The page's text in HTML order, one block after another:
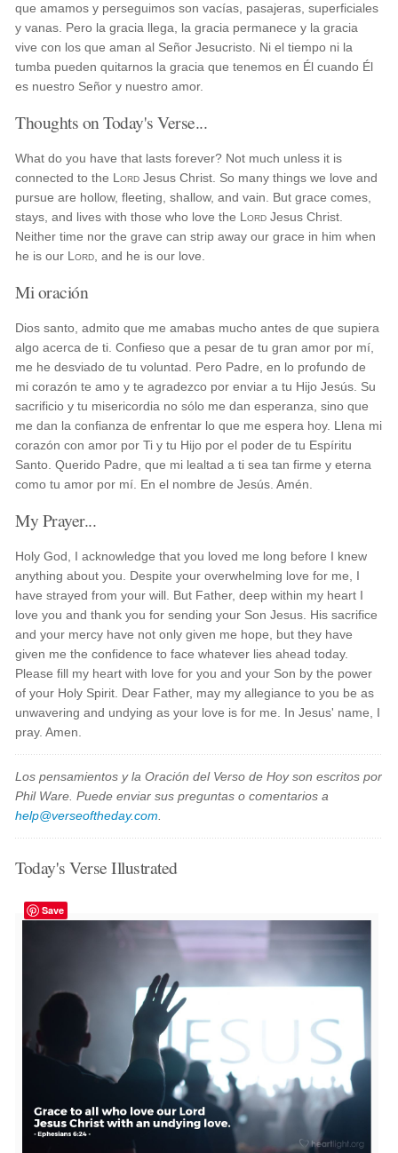
que amamos y perseguimos son vacías, pasajeras, superficiales
y vanas. Pero la gracia llega, la gracia permanece y la gracia
vive con los que aman al Señor Jesucristo. Ni el tiempo ni la
tumba pueden quitarnos la gracia que tenemos en Él cuando Él
es nuestro Señor y nuestro amor.
Thoughts on Today's Verse...
What do you have that lasts forever? Not much unless it is
connected to the Lord Jesus Christ. So many things we love and
pursue are hollow, fleeting, shallow, and vain. But grace comes,
stays, and lives with those who love the Lord Jesus Christ.
Neither time nor the grave can strip away our grace in him when
he is our Lord , and he is our love.
Mi oración
Dios santo, admito que me amabas mucho antes de que supiera
algo acerca de ti. Confieso que a pesar de tu gran amor por mí,
me he desviado de tu voluntad. Pero Padre, en lo profundo de
mi corazón te amo y te agradezco por enviar a tu Hijo Jesús. Su
sacrificio y tu misericordia no sólo me dan esperanza, sino que
me dan la confianza de enfrentar lo que me espera hoy. Llena mi
corazón con amor por Ti y tu Hijo por el poder de tu Espíritu
Santo. Querido Padre, que mi lealtad a ti sea tan firme y eterna
como tu amor por mí. En el nombre de Jesús. Amén.
My Prayer...
Holy God, I acknowledge that you loved me long before I knew
anything about you. Despite your overwhelming love for me, I
have strayed from your will. But Father, deep within my heart I
love you and thank you for sending your Son Jesus. His sacrifice
and your mercy have not only given me hope, but they have
given me the confidence to face whatever lies ahead today.
Please fill my heart with love for you and your Son by the power
of your Holy Spirit. Dear Father, may my allegiance to you be as
unwavering and undying as your love is for me. In Jesus' name, I
pray. Amen.
Los pensamientos y la Oración del Verso de Hoy son escritos por
Phil Ware. Puede enviar sus preguntas o comentarios a
help@verseoftheday.com
Today's Verse Illustrated
Save